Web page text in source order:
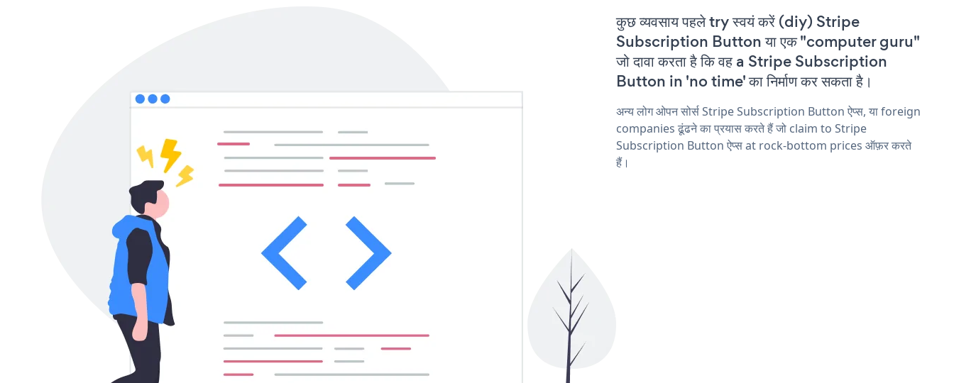
कुछ व्यवसाय पहले try स्वयं करें (diy) Stripe
Subscription Button या एक "computer guru"
जो दावा करता है कि वह a Stripe Subscription
Button in 'no time' का निर्माण कर सकता है।
अन्य लोग ओपन सोर्स Stripe Subscription Button ऐप्स, या foreign
companies ढूंढने का प्रयास करते हैं जो claim to Stripe
Subscription Button ऐप्स at rock-bottom prices ऑफ़र करते
हैं।